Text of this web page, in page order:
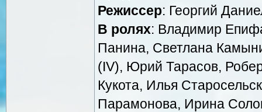
Режиссер: Георгий
В ролях: Владимир
Панина, Светлана
(IV), Юрий Тарасов,
Кукота, Илья
Парамонова, Ирина